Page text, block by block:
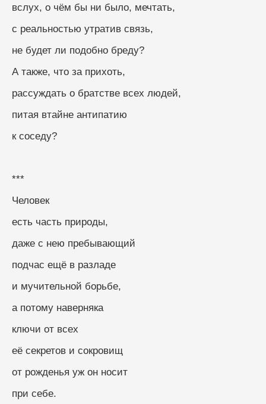
вслух, о чём бы ни было, мечтать,
с реальностью утратив связь,
не будет ли подобно бреду?
А также, что за прихоть,
рассуждать о братстве всех людей,
питая втайне антипатию
к соседу?
***
Человек
есть часть природы,
даже с нею пребывающий
подчас ещё в разладе
и мучительной борьбе,
а потому наверняка
ключи от всех
её секретов и сокровищ
от рожденья уж он носит
при себе.